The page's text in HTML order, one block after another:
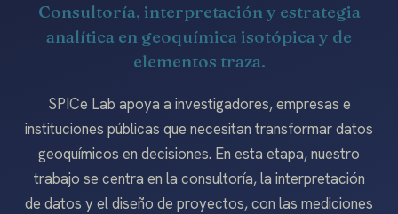
Consultoría, interpretación y estrategia
analítica en geoquímica isotópica y de
elementos traza.
SPICe Lab apoya a investigadores, empresas e
instituciones públicas que necesitan transformar datos
geoquímicos en decisiones. En esta etapa, nuestro
trabajo se centra en la consultoría, la interpretación
de datos y el diseño de proyectos, con las mediciones